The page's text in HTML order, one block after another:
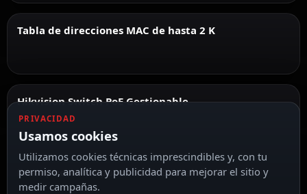
Tabla de direcciones MAC de hasta 2 K
Hikvision Switch PoE Gestionable
Presupuesto de potencia PoE total de 45 W
PRIVACIDAD
Usamos cookies
Utilizamos cookies técnicas imprescindibles y, con tu
permiso, analítica y publicidad para mejorar el sitio y
medir campañas.